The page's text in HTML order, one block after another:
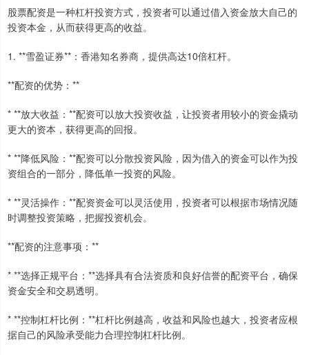
股票配资是一种杠杆投资方式，投资者可以通过借入资金放大自己的
投资本金，从而获得更高的收益。
1. **雪盈证券**：香港知名券商，提供高达10倍杠杆。
**配资的优势：**
* **放大收益：**配资可以放大投资收益，让投资者用较小的资金撬动
更大的资本，获得更高的回报。
* **降低风险：**配资可以分散投资风险，因为借入的资金可以作为投
资组合的一部分，降低单一投资的风险。
* **灵活操作：**配资资金可以灵活使用，投资者可以根据市场情况随
时调整投资策略，把握投资机会。
**配资的注意事项：**
* **选择正规平台：**选择具有合法资质和良好信誉的配资平台，确保
资金安全和交易透明。
* **控制杠杆比例：**杠杆比例越高，收益和风险也越大，投资者应根
据自己的风险承受能力合理控制杠杆比例。